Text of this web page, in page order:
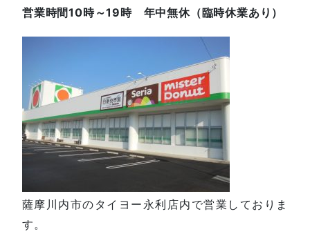
営業時間10時～19時 年中無休（臨時休業あり）
薩摩川内市のタイヨー永利店内で営業しておりま
す。